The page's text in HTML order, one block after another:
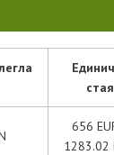
стая
656
1283.02